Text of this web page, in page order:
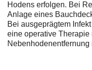
Hodens erfolgen. Bei
Anlage eines
Bei ausgeprägtem
eine operative Therapie